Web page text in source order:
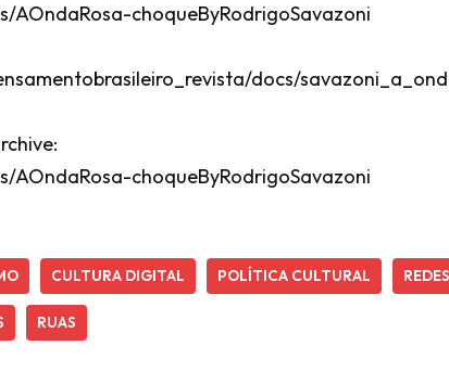
AOndaRosa-choqueByRodrigoSavazoni
docs/
AOndaRosa-choqueByRodrigoSavazoni
CULTURA DIGITAL POLÍTICA CULTURAL REDES
RUAS